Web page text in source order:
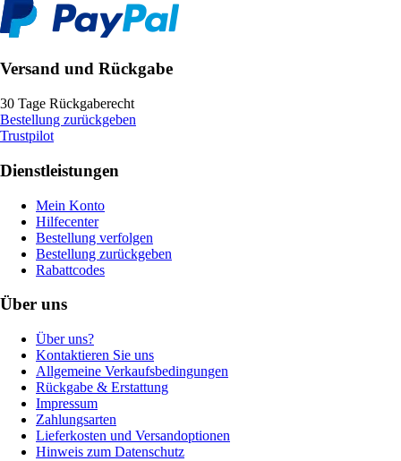
Versand und Rückgabe
30 Tage Rückgaberecht
Bestellung zurückgeben
Trustpilot
Dienstleistungen
Mein Konto
Hilfecenter
Bestellung verfolgen
Bestellung zurückgeben
Rabattcodes
Über uns
Über uns?
Kontaktieren Sie uns
Allgemeine Verkaufsbedingungen
Rückgabe & Erstattung
Impressum
Zahlungsarten
Lieferkosten und Versandoptionen
Hinweis zum Datenschutz